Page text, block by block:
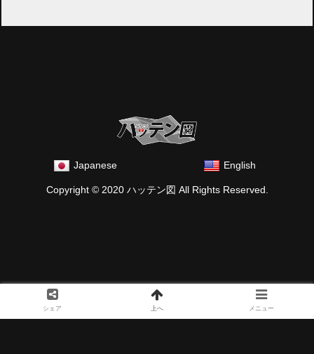
Japanese English
Copyright © 2020 ハッテン図 All Rights Reserved.
シェア 上へ メニュー